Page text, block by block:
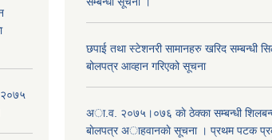
छपाई तथा स्टेशनरी सामानहरु खरिद सम्बन्धी
बोलपत्र आव्हान गरिएको सूचना
अा.व. २०७५।०७६ काे ठेक्का सम्बन्धी
बाेलपत्र अाहवानकाे सूचना । प्रथम पटक